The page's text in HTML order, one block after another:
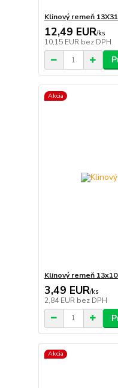
Klinový remeň
12,49 EUR/ks
10,15 EUR bez DPH
Akcia
Klinový remeň
3,49 EUR/ks
2,84 EUR bez DPH
Akcia